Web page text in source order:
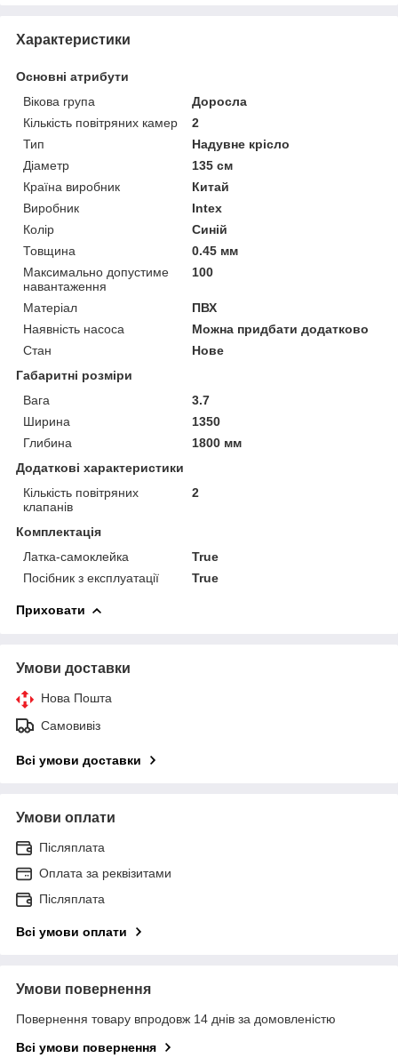
Характеристики
Основні атрибути
Вікова група
Доросла
Кількість повітряних камер
2
Тип
Надувне крісло
Діаметр
135 см
Країна виробник
Китай
Виробник
Intex
Колір
Синій
Товщина
0.45 мм
Максимально допустиме
навантаження
100
Матеріал
ПВХ
Наявність насоса
Можна придбати додатково
Стан
Нове
Габаритні розміри
Вага
3.7
Ширина
1350
Глибина
1800 мм
Додаткові характеристики
Кількість повітряних
клапанів
2
Комплектація
Латка-самоклейка
True
Посібник з експлуатації
True
Приховати
Умови доставки
Нова Пошта
Самовивіз
Всі умови доставки
Умови оплати
Післяплата
Оплата за реквізитами
Післяплата
Всі умови оплати
Умови повернення
Повернення товару впродовж 14 днів за домовленістю
Всі умови повернення